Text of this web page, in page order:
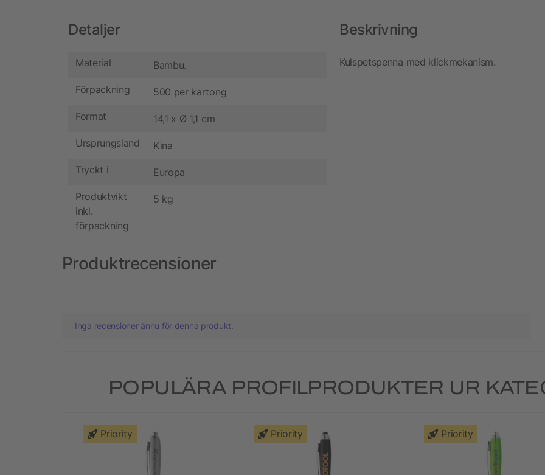
Detaljer
Material Bambu.
Förpackning 500 per kartong
Format 14,1 x Ø 1,1 cm
Ursprungsland Kina
Tryckt i Europa
Produktvikt
inkl.
förpackning
5 kg
Beskrivning
Kulspetspenna med klickmekanism.
Produktrecensioner
Inga recensioner ännu för denna produkt.
POPULÄRA PROFILPRODUKTER UR
Priority Priority Priority